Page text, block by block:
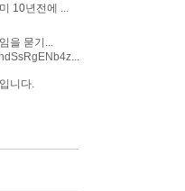
10년전에 ...
을 묻기...
니다.